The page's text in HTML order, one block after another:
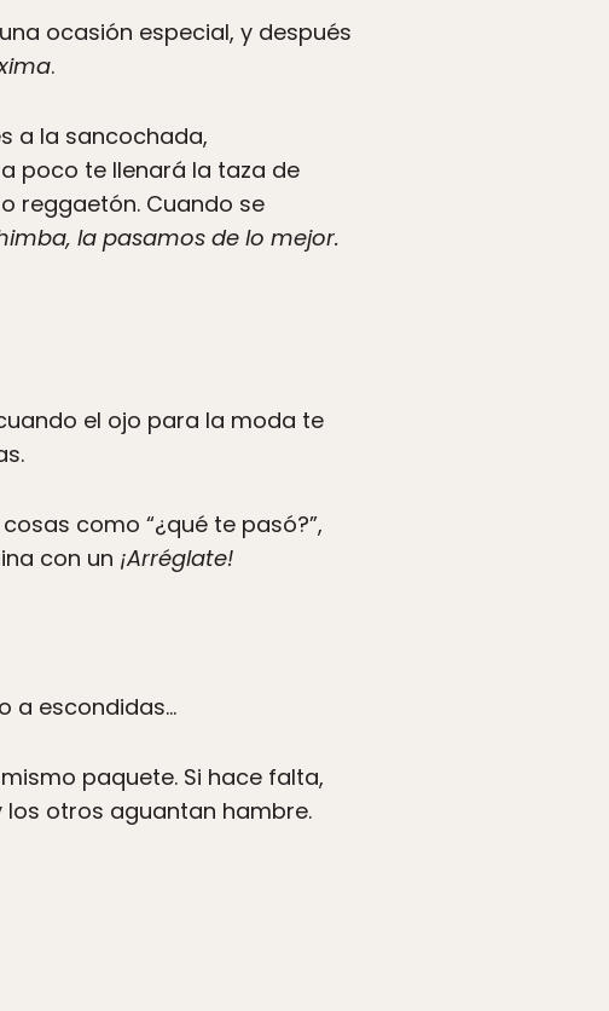
ocasión especial, y después
.
a la sancochada,
poco te llenará la taza de
reggaetón. Cuando se
la pasamos de lo mejor.
el ojo para la moda te
como “¿qué te pasó?”,
con un ¡Arréglate!
a escondidas…
paquete. Si hace falta,
otros aguantan hambre.